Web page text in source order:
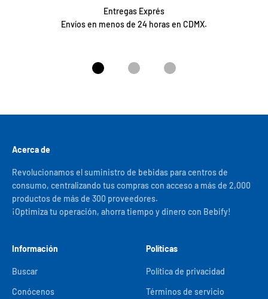
Entregas Exprés
Envíos en menos de 24 horas en CDMX.
Ir al artículo 1Ir al artículo 2Ir al artículo 3
Acerca de
Revolucionamos el suministro de bebidas para centros de
consumo, centralizando tus compras con acceso a más de 2,000
productos de más de 300 proveedores.
¡Optimiza tu operación, ahorra tiempo y dinero con Bebify!
Información
Buscar
Conócenos
Políticas
Política de privacidad
Términos de servicio